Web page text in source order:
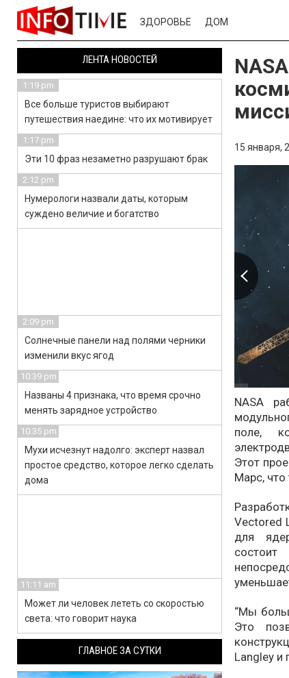
ЗДОРОВЬЕ ДОМ
15 января,
NASA
поле,
Этот
Марс, что
Vectored
для
“Мы
Это
Langley и
ЛЕНТА НОВОСТЕЙ
1:19 pm
Все больше туристов выбирают
путешествия наедине: что их мотивирует
1:17 pm
Эти 10 фраз незаметно разрушают брак
2:12 pm
Нумерологи назвали даты, которым
суждено величие и богатство
2:09 pm
Солнечные панели над полями черники
изменили вкус ягод
10:39 pm
Названы 4 признака, что время срочно
менять зарядное устройство
10:35 pm
Мухи исчезнут надолго: эксперт назвал
простое средство, которое легко сделать
дома
11:11 am
Может ли человек лететь со скоростью
света: что говорит наука
ГЛАВНОЕ ЗА СУТКИ